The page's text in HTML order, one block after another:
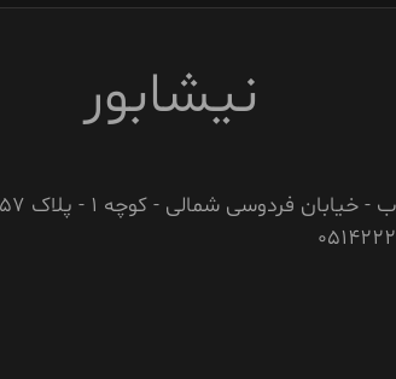
نیشابور
خیابان فردوسی شمالی - کوچه 1 - پلاک 57 و 59